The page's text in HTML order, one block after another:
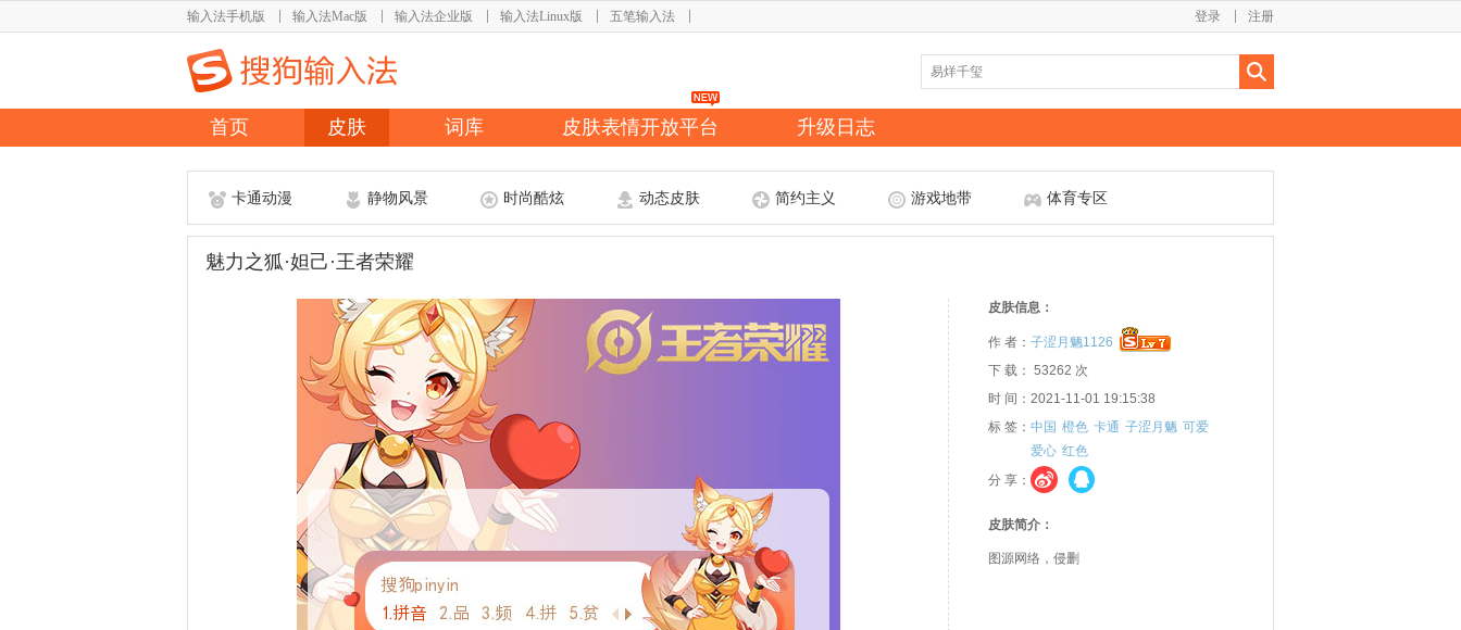
输入法手机版 输入法Mac版 输入法企业版 输入法Linux版 五笔输入法 注册
登录
首页 皮肤 词库 皮肤表情开放平台 升级日志
卡通动漫 静物风景 时尚酷炫 动态皮肤 简约主义 游戏地带 体育专区
魅力之狐·妲己·王者荣耀
皮肤信息：
作 者： 子涩月魉1126
下 载： 53262 次
时 间：2021-11-01 19:15:38
标 签： 中国 橙色 卡通 子涩月魉 可爱
爱心 红色
分 享：
皮肤简介：
图源网络，侵删